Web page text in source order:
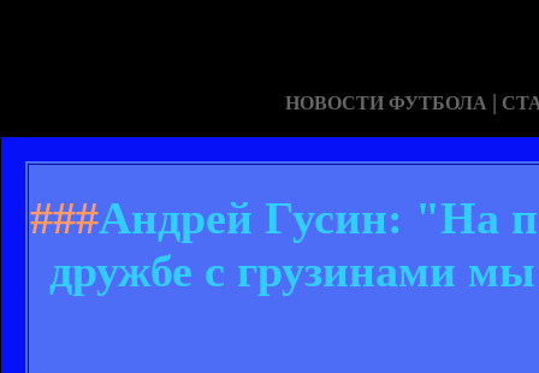
НОВОСТИ ФУТБОЛА |
###Андрей Гусин: "На
дружбе с грузинами